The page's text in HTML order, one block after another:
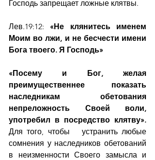
Господь запрещает ложные клятвы.
Лев.19:12: «Не клянитесь именем
Моим во лжи, и не бесчести имени
Бога твоего. Я Господь»
«Посему и Бог, желая
преимущественнее показать
наследникам обетования
непреложность Своей воли,
употребил в посредство клятву».
Для того, чтобы   устранить любые
сомнения у наследников обетований
в неизменности Своего замысла и